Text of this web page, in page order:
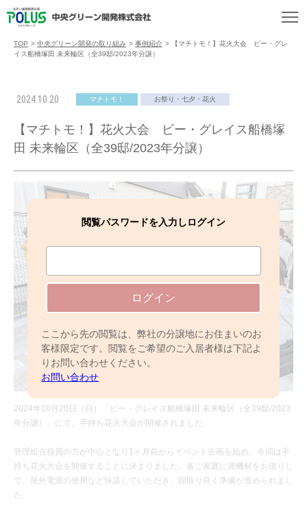
TOP > 中央グリーン開発の取り組み > 事例紹介 >
【マチトモ！】花火大会 ビー・グレ
イス船橋塚田 未来輪区（全39邸/2023年分譲）
2024.10.20 マチトモ！ お祭り・七夕・花火
【マチトモ！】花火大会 ビー・グレイス船橋塚
田 未来輪区（全39邸/2023年分譲）
閲覧パスワードを入力しログイン
ログイン
ここから先の閲覧は、弊社の分譲地にお住まいのお
客様限定です。閲覧をご希望のご入居者様は下記よ
りお問い合わせください。
お問い合わせ
2024年10月20日（日）「ビー・グレイス船橋塚田 未来輪区（全39邸/2023
年分譲）」にて、手持ち花火大会が開催されました。
管理組合役員の方が中心となり1ヶ月前からイベント企画を始め、今回は手
持ち花火大会を開催することに決まりました。各ご家庭に資機材をお借りし
て、屋外電源の使用など快諾していただき、段取り良く準備が進められまし
た。